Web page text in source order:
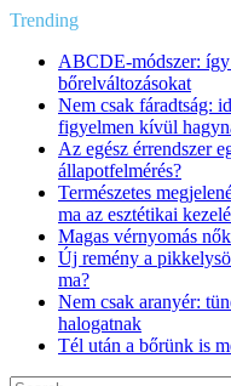
Trending
ABCDE‑módszer:
bőrelváltozásokat
Nem csak fáradtság:
figyelmen kívül
Az egész érrendszer
állapotfelmérés?
Természetes
ma az esztétikai
Magas vérnyomás
Új remény a
ma?
Nem csak aranyér:
halogatnak
Tél után a bőrünk is